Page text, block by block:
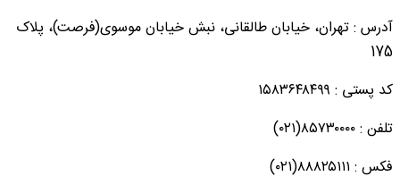
آدرس : تهران، خیابان طالقانی، نبش خیابان موسوی(فرصت)، پلاک
175
کد پستی : ۱۵۸۳۶۴۸۴۹۹
تلفن : ۸۵۷۳۰۰۰۰(۰۲۱)
فکس : ۸۸۸۲۵۱۱۱(۰۲۱)